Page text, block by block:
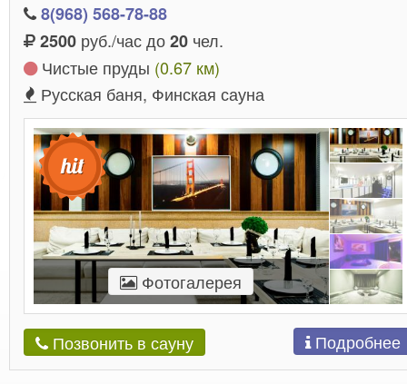
8(968) 568-78-88
2500 руб./час до20 чел.
Чистые пруды (0.67 км)
Русская баня, Финская сауна
Фотогалерея
Позвонить в сауну Подробнее